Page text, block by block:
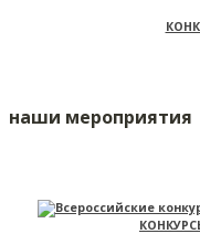
наши мероприятия